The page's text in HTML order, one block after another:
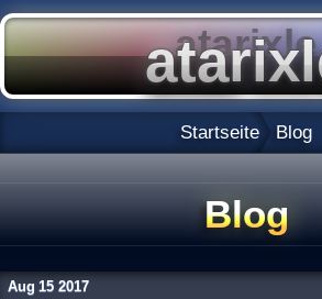
Startseite Blog
Blog
Aug 15 2017